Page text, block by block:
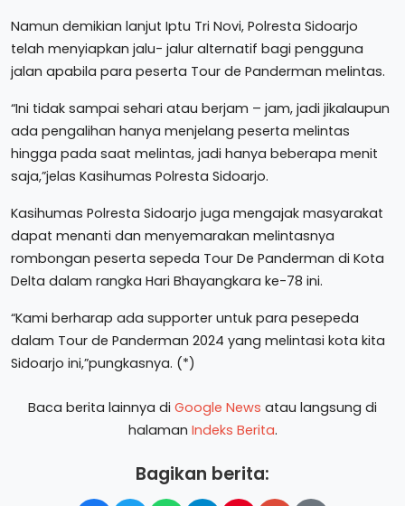
Namun demikian lanjut Iptu Tri Novi, Polresta Sidoarjo
telah menyiapkan jalu- jalur alternatif bagi pengguna
jalan apabila para peserta Tour de Panderman melintas.
“Ini tidak sampai sehari atau berjam – jam, jadi jikalaupun
ada pengalihan hanya menjelang peserta melintas
hingga pada saat melintas, jadi hanya beberapa menit
saja,”jelas Kasihumas Polresta Sidoarjo.
Kasihumas Polresta Sidoarjo juga mengajak masyarakat
dapat menanti dan menyemarakan melintasnya
rombongan peserta sepeda Tour De Panderman di Kota
Delta dalam rangka Hari Bhayangkara ke-78 ini.
“Kami berharap ada supporter untuk para pesepeda
dalam Tour de Panderman 2024 yang melintasi kota kita
Sidoarjo ini,”pungkasnya. (*)
Baca berita lainnya di Google News atau langsung di
halaman Indeks Berita.
Bagikan berita: